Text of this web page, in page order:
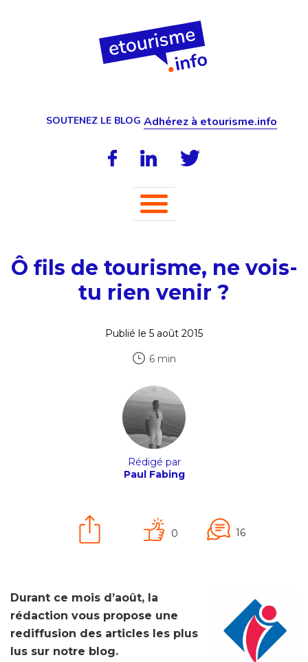
SOUTENEZ LE BLOG Adhérez à etourisme.info
Ô fils de tourisme, ne vois-
tu rien venir ?
Publié le 5 août 2015
6 min
Rédigé par
Paul Fabing
0 16
Durant ce mois d’août, la
rédaction vous propose une
rediffusion des articles les plus
lus sur notre blog.